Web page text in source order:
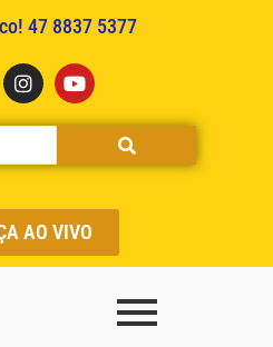
47 8837 5377
AO VIVO